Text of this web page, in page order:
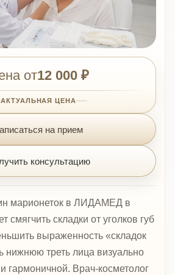
от12 000 ₽
АКТУАЛЬНАЯ ЦЕНА
на прием
консультацию
марионеток в ЛИДАМЕД в
смягчить складки от уголков губ
выраженность «складок
нижнюю треть лица визуально
гармоничной. Врач-косметолог